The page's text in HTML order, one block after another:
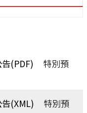
特別預
特別預